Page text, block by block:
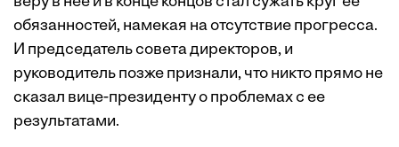
обязанностей, намекая на отсутствие прогресса.
И председатель совета директоров, и
руководитель позже признали, что никто прямо не
сказал вице-президенту о проблемах с ее
результатами.